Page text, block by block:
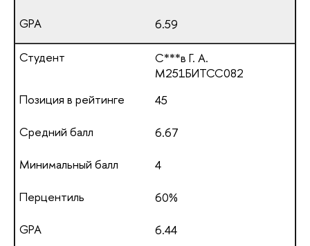
6.59
С***в Г. А.
М251БИТСС082
45
6.67
4
60%
6.44